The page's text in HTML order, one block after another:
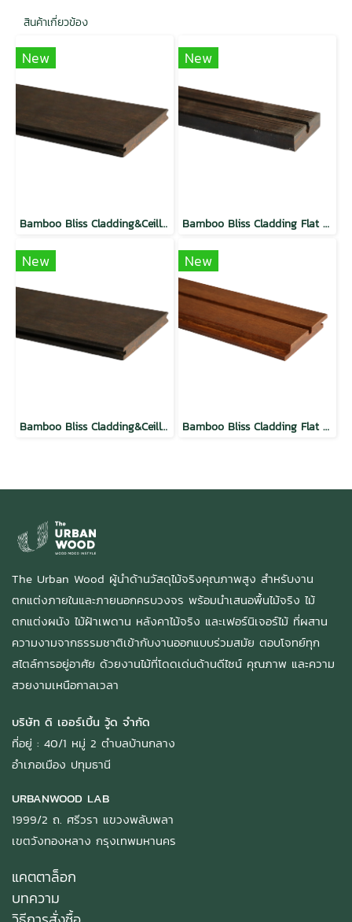
สินค้าเกี่ยวข้อง
New
Bamboo Bliss Cladding&Ceilling Flat 2S Groove Espresso
New
Bamboo Bliss Cladding Flat Grad Espresso
New
Bamboo Bliss Cladding&Ceilling Flat TG Espresso
New
Bamboo Bliss Cladding Flat Moso Caramel
The Urban Wood ผู้นำด้านวัสดุไม้จริงคุณภาพสูง สำหรับงาน
ตกแต่งภายในและภายนอกครบวงจร พร้อมนำเสนอพื้นไม้จริง ไม้
ตกแต่งผนัง ไม้ฝ้าเพดาน หลังคาไม้จริง และเฟอร์นิเจอร์ไม้ ที่ผสาน
ความงามจากธรรมชาติเข้ากับงานออกแบบร่วมสมัย ตอบโจทย์ทุก
สไตล์การอยู่อาศัย ด้วยงานไม้ที่โดดเด่นด้านดีไซน์ คุณภาพ และความ
สวยงามเหนือกาลเวลา
บริษัท ดิ เออร์เบิ้น วู้ด จำกัด
ที่อยู่ : 40/1 หมู่ 2 ตำบลบ้านกลาง
อำเภอเมือง ปทุมธานี
URBANWOOD LAB
1999/2 ถ. ศรีวรา แขวงพลับพลา
เขตวังทองหลาง กรุงเทพมหานคร
แคตตาล็อก
บทความ